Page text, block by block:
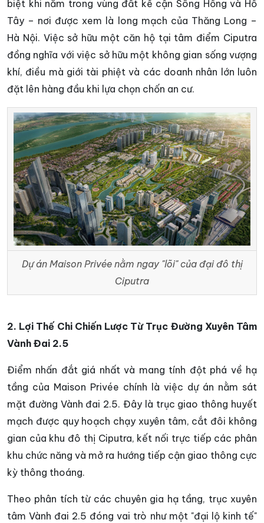
biệt khi nằm trong vùng đất kế cận Sông Hồng và Hồ
Tây – nơi được xem là long mạch của Thăng Long –
Hà Nội. Việc sở hữu một căn hộ tại tâm điểm Ciputra
đồng nghĩa với việc sở hữu một không gian sống vượng
khí, điều mà giới tài phiệt và các doanh nhân lớn luôn
đặt lên hàng đầu khi lựa chọn chốn an cư.
Dự án Maison Privée nằm ngay "lõi" của đại đô thị
Ciputra
2. Lợi Thế Chi Chiến Lược Từ Trục Đường Xuyên Tâm
Vành Đai 2.5
Điểm nhấn đắt giá nhất và mang tính đột phá về hạ
tầng của Maison Privée chính là việc dự án nằm sát
mặt đường Vành đai 2.5. Đây là trục giao thông huyết
mạch được quy hoạch chạy xuyên tâm, cắt đôi không
gian của khu đô thị Ciputra, kết nối trực tiếp các phân
khu chức năng và mở ra hướng tiếp cận giao thông cực
kỳ thông thoáng.
Theo phân tích từ các chuyên gia hạ tầng, trục xuyên
tâm Vành đai 2.5 đóng vai trò như một "đại lộ kinh tế"